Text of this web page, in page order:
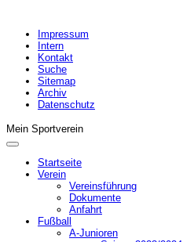
Impressum
Intern
Kontakt
Suche
Sitemap
Archiv
Datenschutz
Mein Sportverein
Startseite
Verein
Vereinsführung
Dokumente
Anfahrt
Fußball
A-Junioren